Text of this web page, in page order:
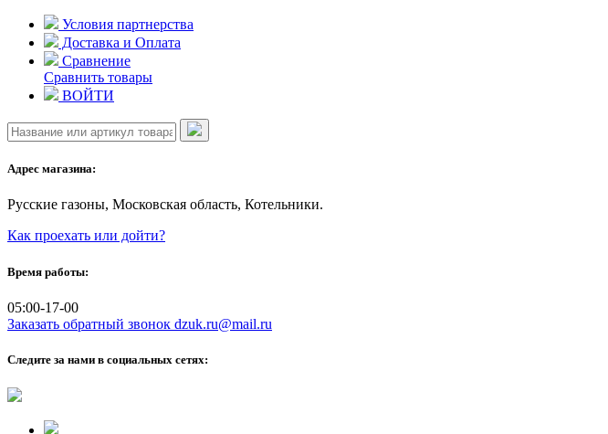
Skip
content
Условия партнерства
Доставка и Оплата
Сравнение
Сравнить товары
ВОЙТИ
Адрес магазина:
Русские газоны, Московская область, Котельники.
Как проехать или дойти?
Время работы:
05:00-17-00
Заказать обратный звонок dzuk.ru@mail.ru
Следите за нами в социальных сетях: